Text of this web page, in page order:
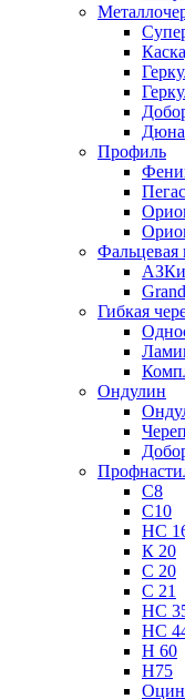
Дюна
Профиль
Пегас
Фальцевая
Гибкая
Ондулин
С8
С10
НС
К 20
С 20
С 21
НС
НС
Н 60
Н75